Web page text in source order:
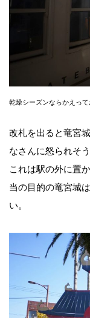
乾燥シーズンならかえっ
改札を出ると竜宮
なさんに怒られそう
これは駅の外に置
当の目的の竜宮城
い。